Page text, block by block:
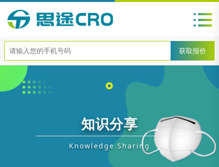
知识分享
Knowledge Sharing